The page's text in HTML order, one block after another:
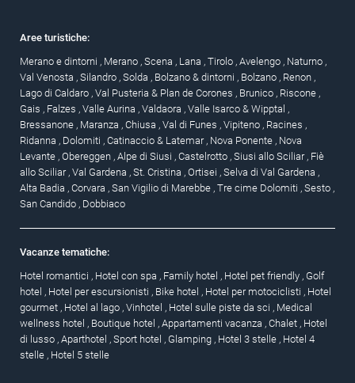
Aree turistiche:
Merano e dintorni , Merano , Scena , Lana , Tirolo , Avelengo , Naturno ,
Val Venosta , Silandro , Solda , Bolzano & dintorni , Bolzano , Renon ,
Lago di Caldaro , Val Pusteria & Plan de Corones , Brunico , Riscone ,
Gais , Falzes , Valle Aurina , Valdaora , Valle Isarco & Wipptal ,
Bressanone , Maranza , Chiusa , Val di Funes , Vipiteno , Racines ,
Ridanna , Dolomiti , Catinaccio & Latemar , Nova Ponente , Nova
Levante , Obereggen , Alpe di Siusi , Castelrotto , Siusi allo Sciliar , Fiè
allo Sciliar , Val Gardena , St. Cristina , Ortisei , Selva di Val Gardena ,
Alta Badia , Corvara , San Vigilio di Marebbe , Tre cime Dolomiti , Sesto ,
San Candido , Dobbiaco
Vacanze tematiche:
Hotel romantici , Hotel con spa , Family hotel , Hotel pet friendly , Golf
hotel , Hotel per escursionisti , Bike hotel , Hotel per motociclisti , Hotel
gourmet , Hotel al lago , Vinhotel , Hotel sulle piste da sci , Medical
wellness hotel , Boutique hotel , Appartamenti vacanza , Chalet , Hotel
di lusso , Aparthotel , Sport hotel , Glamping , Hotel 3 stelle , Hotel 4
stelle , Hotel 5 stelle